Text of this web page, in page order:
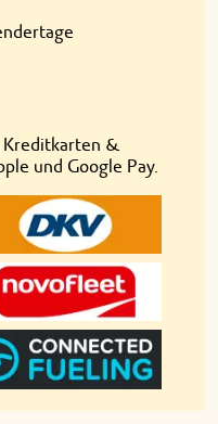
&
und Google Pay.